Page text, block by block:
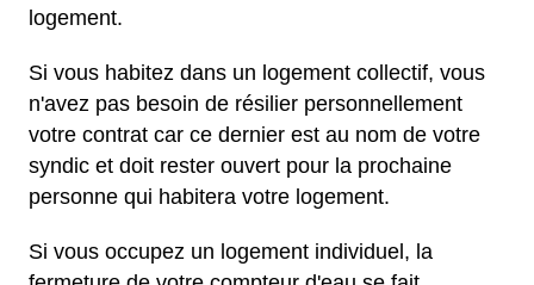
logement.
Si vous habitez dans un logement collectif, vous
n'avez pas besoin de résilier personnellement
votre contrat car ce dernier est au nom de votre
syndic et doit rester ouvert pour la prochaine
personne qui habitera votre logement.
Si vous occupez un logement individuel, la